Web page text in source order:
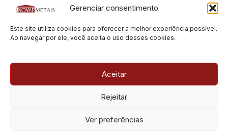
Gerenciar consentimento
Este site utiliza cookies para oferecer a melhor experiência possível.
Ao navegar por ele, você aceita o uso desses cookies.
Aceitar
Rejeitar
Ver preferências
Entregando qualidade,
durabilidade e design.
Estamos à disposição.
São Paulo/SP – CEP: 05424-
São Paulo/SP – CEP: 05424-
Pague com Segurança